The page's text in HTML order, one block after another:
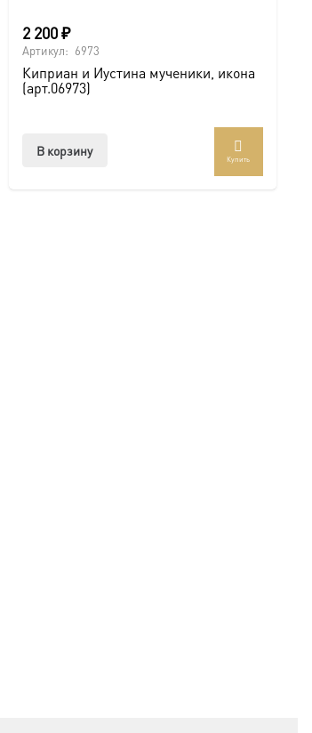
2 200₽
Артикул: 6973
Киприан и Иустина мученики, икона
(арт.06973)
В корзину
Купить